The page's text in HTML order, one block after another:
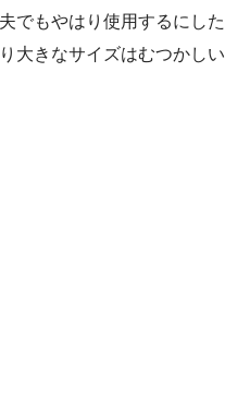
でもやはり使用するにした
大きなサイズはむつかしい